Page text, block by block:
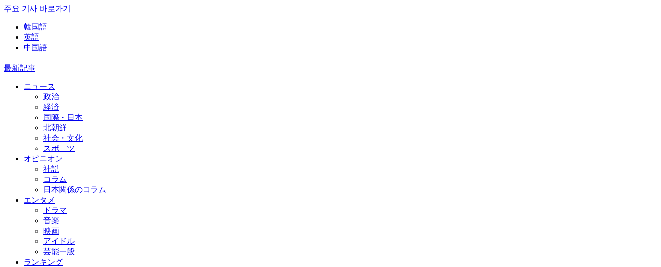
주요 기사 바로가기
韓国語
英語
中国語
最新記事
ニュース
政治
経済
国際・日本
北朝鮮
社会・文化
スポーツ
オピニオン
社説
コラム
日本関係のコラム
エンタメ
ドラマ
音楽
映画
アイドル
芸能一般
ランキング